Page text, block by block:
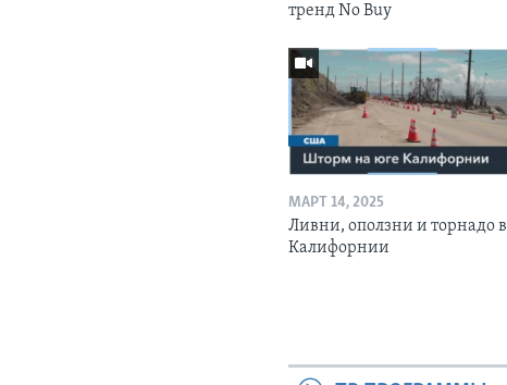
тренд No Buy
МАРТ 14, 2025
Ливни, оползни и торнадо в
Калифорнии